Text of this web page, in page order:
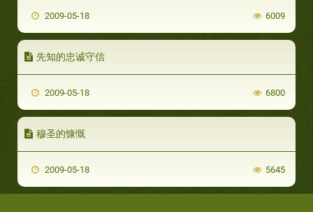
2009-05-18 6009
先知的忠诚守信
2009-05-18 6800
穆圣的慷慨
2009-05-18 5645